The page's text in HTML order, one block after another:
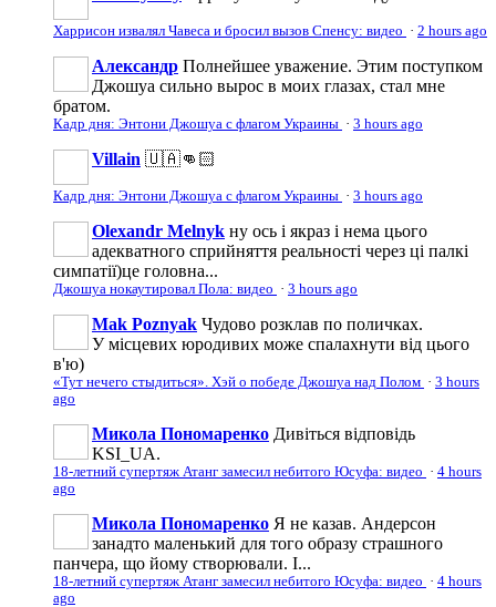
Харрисон извалял Чавеса и бросил вызов Спенсу: видео · 2 hours ago
Александр Полнейшее уважение. Этим поступком
Джошуа сильно вырос в моих глазах, стал мне
братом.
Кадр дня: Энтони Джошуа с флагом Украины · 3 hours ago
Villain 🇺🇦👊🏻
Кадр дня: Энтони Джошуа с флагом Украины · 3 hours ago
Olexandr Melnyk ну ось і якраз і нема цього
адекватного сприйняття реальності через ці палкі
симпатії)це головна...
Джошуа нокаутировал Пола: видео · 3 hours ago
Mak Poznyak Чудово розклав по поличках.
У місцевих юродивих може спалахнути від цього
в'ю)
«Тут нечего стыдиться». Хэй о победе Джошуа над Полом · 3 hours
ago
Микола Пономаренко Дивіться відповідь
KSI_UA.
18-летний супертяж Атанг замесил небитого Юсуфа: видео · 4 hours
ago
Микола Пономаренко Я не казав. Андерсон
занадто маленький для того образу страшного
панчера, що йому створювали. І...
18-летний супертяж Атанг замесил небитого Юсуфа: видео · 4 hours
ago